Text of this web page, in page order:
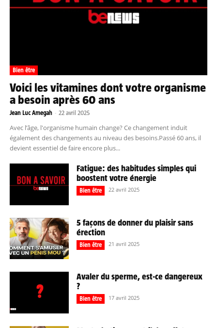
Bien être
Voici les vitamines dont votre organisme
a besoin après 60 ans
Jean Luc Amegah - 22 avril 2025
Avec l’âge, l'organisme humain change? Ce changement induit
également des changements au niveau des besoins.Passé 60 ans, il
devient essentiel de faire encore plus...
Fatigue: des habitudes simples qui
boostent votre énergie
Bien être 22 avril 2025
5 façons de donner du plaisir sans
érection
Bien être 21 avril 2025
Avaler du sperme, est-ce dangereux
?
Bien être 17 avril 2025